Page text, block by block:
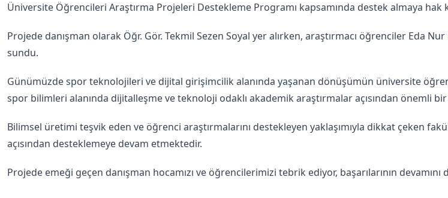
Üniversite Öğrencileri Araştırma Projeleri Destekleme Programı kapsamında destek almaya hak
Projede danışman olarak Öğr. Gör. Tekmil Sezen Soyal yer alırken, araştırmacı öğrenciler Eda
sundu.
Günümüzde spor teknolojileri ve dijital girişimcilik alanında yaşanan dönüşümün üniversite
spor bilimleri alanında dijitalleşme ve teknoloji odaklı akademik araştırmalar açısından önemli bir
Bilimsel üretimi teşvik eden ve öğrenci araştırmalarını destekleyen yaklaşımıyla dikkat çeken
açısından desteklemeye devam etmektedir.
Projede emeği geçen danışman hocamızı ve öğrencilerimizi tebrik ediyor, başarılarının devamını